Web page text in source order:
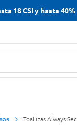
18 CSI y hasta
Toallitas Always